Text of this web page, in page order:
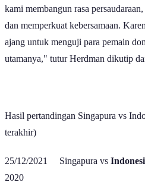
kami membangun rasa
dan memperkuat kebersamaan.
ajang untuk menguji para pemain
utamanya," tutur Herdman dikutip
Hasil pertandingan Singapura vs
terakhir)
25/12/2021 Singapura vs
2020